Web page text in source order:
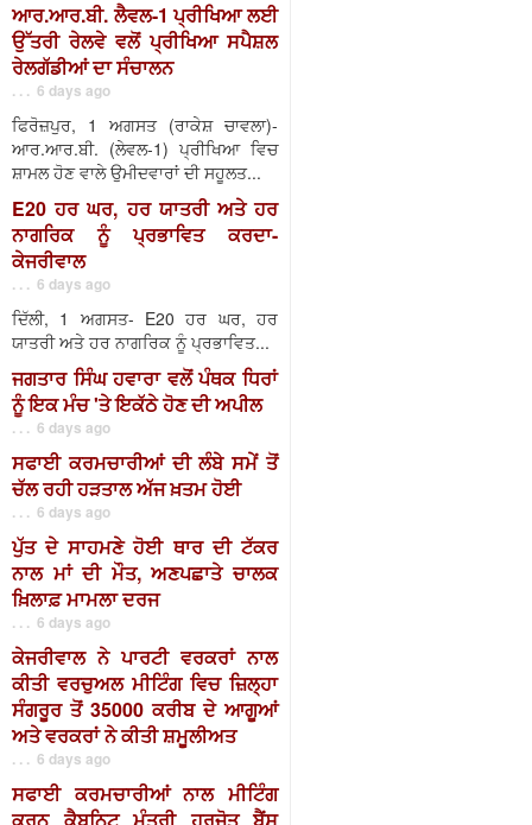
ਆਰ.ਆਰ.ਬੀ. ਲੈਵਲ-1 ਪ੍ਰੀਖਿਆ ਲਈ
ਉੱਤਰੀ ਰੇਲਵੇ ਵਲੋਂ ਪ੍ਰੀਖਿਆ ਸਪੈਸ਼ਲ
ਰੇਲਗੱਡੀਆਂ ਦਾ ਸੰਚਾਲਨ
. . . 6 days ago
ਫਿਰੋਜ਼ਪੁਰ, 1 ਅਗਸਤ (ਰਾਕੇਸ਼ ਚਾਵਲਾ)-
ਆਰ.ਆਰ.ਬੀ. (ਲੇਵਲ-1) ਪ੍ਰੀਖਿਆ ਵਿਚ
ਸ਼ਾਮਲ ਹੋਣ ਵਾਲੇ ਉਮੀਦਵਾਰਾਂ ਦੀ ਸਹੂਲਤ...
E20 ਹਰ ਘਰ, ਹਰ ਯਾਤਰੀ ਅਤੇ ਹਰ
ਨਾਗਰਿਕ ਨੂੰ ਪ੍ਰਭਾਵਿਤ ਕਰਦਾ-
ਕੇਜਰੀਵਾਲ
. . . 6 days ago
ਦਿੱਲੀ, 1 ਅਗਸਤ- E20 ਹਰ ਘਰ, ਹਰ
ਯਾਤਰੀ ਅਤੇ ਹਰ ਨਾਗਰਿਕ ਨੂੰ ਪ੍ਰਭਾਵਿਤ...
ਜਗਤਾਰ ਸਿੰਘ ਹਵਾਰਾ ਵਲੋਂ ਪੰਥਕ ਧਿਰਾਂ
ਨੂੰ ਇਕ ਮੰਚ 'ਤੇ ਇਕੱਠੇ ਹੋਣ ਦੀ ਅਪੀਲ
. . . 6 days ago
ਸਫਾਈ ਕਰਮਚਾਰੀਆਂ ਦੀ ਲੰਬੇ ਸਮੇਂ ਤੋਂ
ਚੱਲ ਰਹੀ ਹੜਤਾਲ ਅੱਜ ਖ਼ਤਮ ਹੋਈ
. . . 6 days ago
ਪੁੱਤ ਦੇ ਸਾਹਮਣੇ ਹੋਈ ਥਾਰ ਦੀ ਟੱਕਰ
ਨਾਲ ਮਾਂ ਦੀ ਮੌਤ, ਅਣਪਛਾਤੇ ਚਾਲਕ
ਖ਼ਿਲਾਫ਼ ਮਾਮਲਾ ਦਰਜ
. . . 6 days ago
ਕੇਜਰੀਵਾਲ ਨੇ ਪਾਰਟੀ ਵਰਕਰਾਂ ਨਾਲ
ਕੀਤੀ ਵਰਚੁਅਲ ਮੀਟਿੰਗ ਵਿਚ ਜ਼ਿਲ੍ਹਾ
ਸੰਗਰੂਰ ਤੋਂ 35000 ਕਰੀਬ ਦੇ ਆਗੂਆਂ
ਅਤੇ ਵਰਕਰਾਂ ਨੇ ਕੀਤੀ ਸ਼ਮੂਲੀਅਤ
. . . 6 days ago
ਸਫਾਈ ਕਰਮਚਾਰੀਆਂ ਨਾਲ ਮੀਟਿੰਗ
ਕਰਨ ਕੈਬਨਿਟ ਮੰਤਰੀ ਹਰਜੋਤ ਬੈਂਸ